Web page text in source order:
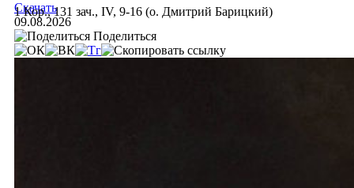
1 Кор., 131 зач., IV, 9-16 (о. Дмитрий Барицкий)
Скачать
09.08.2026
Поделиться